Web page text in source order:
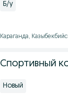
Б/у
Караганда,
Спортивный
Новый